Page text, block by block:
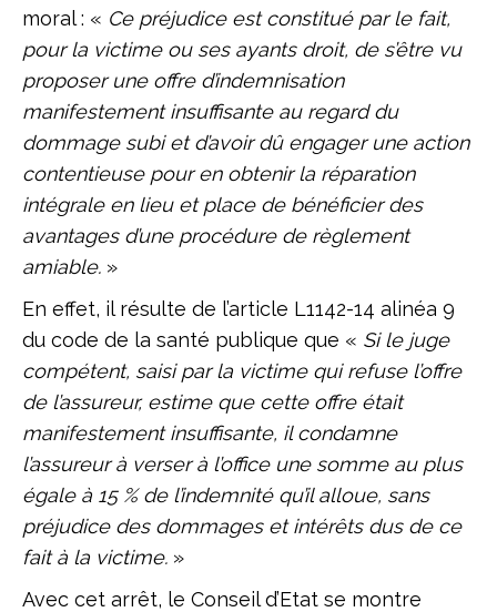
moral : « Ce préjudice est constitué par le fait,
pour la victime ou ses ayants droit, de s’être vu
proposer une offre d’indemnisation
manifestement insuffisante au regard du
dommage subi et d’avoir dû engager une action
contentieuse pour en obtenir la réparation
intégrale en lieu et place de bénéficier des
avantages d’une procédure de règlement
amiable. »
En effet, il résulte de l’article L1142-14 alinéa 9
du code de la santé publique que « Si le juge
compétent, saisi par la victime qui refuse l’offre
de l’assureur, estime que cette offre était
manifestement insuffisante, il condamne
l’assureur à verser à l’office une somme au plus
égale à 15 % de l’indemnité qu’il alloue, sans
préjudice des dommages et intérêts dus de ce
fait à la victime. »
Avec cet arrêt, le Conseil d’Etat se montre